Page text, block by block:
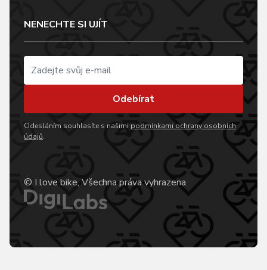
NENECHTE SI UJÍT
Odebírat
Odesláním souhlasíte s našimi podmínkami ochrany osobních
údajů.
© I love bike, Všechna práva vyhrazena.